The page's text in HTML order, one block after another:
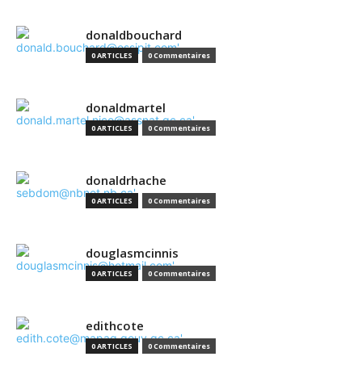
donaldbouchard
0 ARTICLES 0 Commentaires
donaldmartel
0 ARTICLES 0 Commentaires
donaldrhache
0 ARTICLES 0 Commentaires
douglasmcinnis
0 ARTICLES 0 Commentaires
edithcote
0 ARTICLES 0 Commentaires